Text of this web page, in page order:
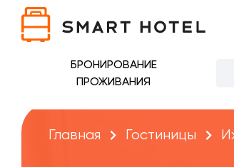
БРОНИРОВАНИЕ
ПРОЖИВАНИЯ
Главная Гостиницы